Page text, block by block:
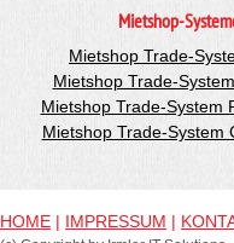
Mietshop-
Mietshop Trade-
Mietshop Trade-
Mietshop Trade-System
Mietshop Trade-System
HOME | IMPRESSUM |